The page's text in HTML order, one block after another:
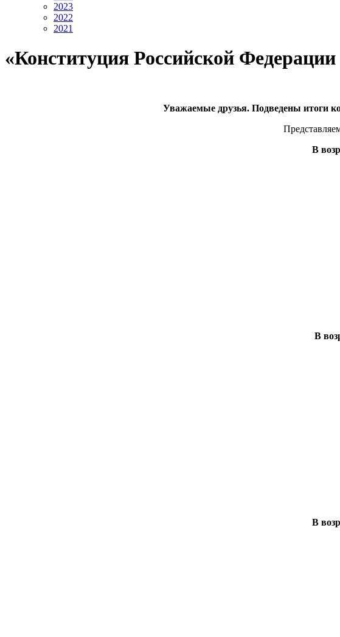
2023
2022
2021
«Конституция Российской
Уважаемые друзья. Подведены итоги
В
В
В